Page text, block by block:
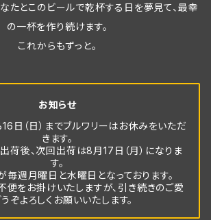
たとこのビールで乾杯する日を夢見て、最幸
の一杯を作り続けます。
これからもずっと。
お知らせ
16日（日）までブルワリーはお休みをいただ
きます。
荷後、次回出荷は8月17日（月）になりま
す。
毎週月曜日と水曜日となっております。
便をお掛けいたしますが、引き続きのご愛
ぞよろしくお願いいたします。